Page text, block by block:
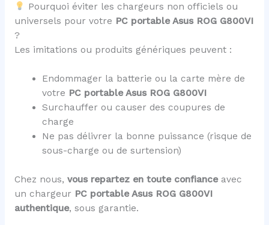
Pourquoi éviter les chargeurs non officiels ou
universels pour votre PC portable Asus ROG G800VI
?
Les imitations ou produits génériques peuvent :
Endommager la batterie ou la carte mère de
votre PC portable Asus ROG G800VI
Surchauffer ou causer des coupures de
charge
Ne pas délivrer la bonne puissance (risque de
sous-charge ou de surtension)
Chez nous, vous repartez en toute confianceavec
un chargeur PC portable Asus ROG G800VI
authentique, sous garantie.